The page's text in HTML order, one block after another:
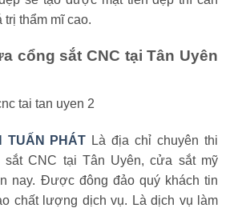
thẩm mĩ cao.
cổng sắt CNC tại Tân Uyên
TUẤN PHÁT Là địa chỉ chuyên thi
sắt CNC tại Tân Uyên, cửa sắt mỹ
nay. Được đông đảo quý khách tin
chất lượng dịch vụ. Là dịch vụ làm